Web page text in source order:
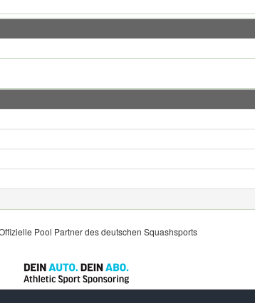
Pool Partner des deutschen Squashsports